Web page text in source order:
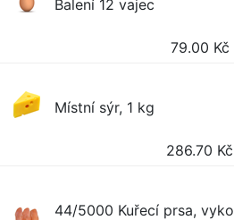
Balení 12 vajec
79.00 Kč
Místní sýr, 1 kg
286.70 Kč
44/5000 Kuřecí prsa,